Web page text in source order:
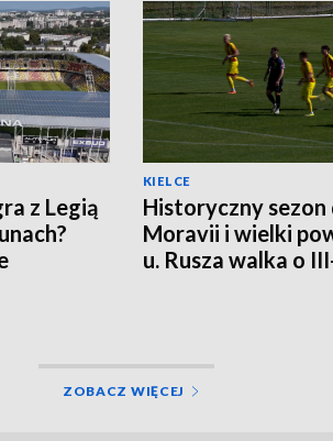
z Legią
KIELCE
Historyczny sezon
Moravii i wielki
u. Rusza walka o
ZOBACZ WIĘCEJ